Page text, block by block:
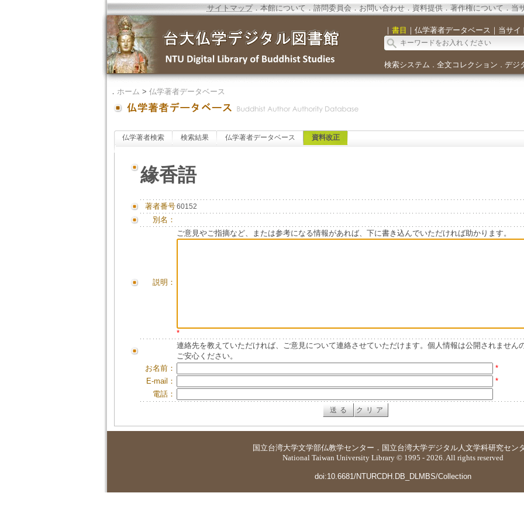
サイトマップ．本館について．諮問委員会． お問い合わせ． 資料提供．著作権について．当
｜ 書目 ｜ 仏学著者データベース ｜ 当サイ
検索システム ． 全文コレクション ． デジ
． ホーム > 仏学著者データベース
仏学著者検索 検索結果 仏学著者データベース 資料改正
緣香語
著者番号60152
別名：
説明：
ご意見やご指摘など、または参考になる情報があれば、下に書き込んでいただければ助かります。
*
連絡先を教えていただければ、ご意見について連絡させていただけます。個人情報は公開されません
ご安心ください。
お名前：
*
E-mail：
*
電話：
国立台湾大学文学部仏教学センター ． 国立台湾大学デジタル人文学科研究セン
National Taiwan University Library © 1995 - 2026. All rights reserved
doi:10.6681/NTURCDH.DB_DLMBS/Collection